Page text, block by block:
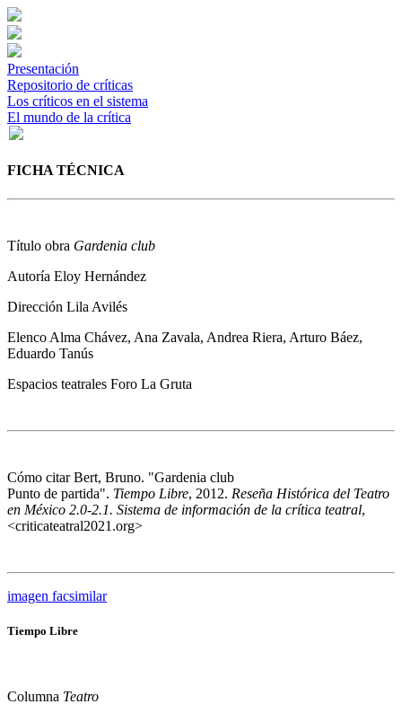
Presentación
Repositorio de críticas
Los críticos en el sistema
El mundo de la crítica
FICHA TÉCNICA
Título obra Gardenia club
Autoría Eloy Hernández
Dirección Lila Avilés
Elenco Alma Chávez, Ana Zavala, Andrea Riera, Arturo Báez,
Eduardo Tanús
Espacios teatrales Foro La Gruta
Cómo citarBert, Bruno. "Gardenia club
Punto de partida". Tiempo Libre, 2012. Reseña Histórica del Teatro
en México 2.0-2.1. Sistema de información de la crítica teatral,
<criticateatral2021.org>
imagen facsimilar
Tiempo Libre
Columna Teatro